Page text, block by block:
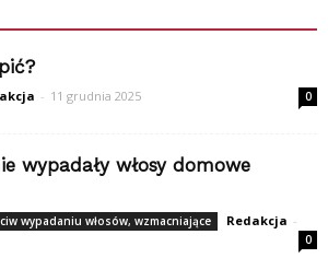
- 11 grudnia 2025 0
wypadały włosy domowe
wypadaniu włosów, wzmacniające Redakcja -
0